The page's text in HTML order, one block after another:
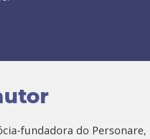
fundadora do